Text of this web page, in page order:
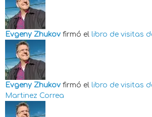
Evgeny Zhukov firmó el libro de visitas
Evgeny Zhukov firmó el libro de visitas
Martinez Correa